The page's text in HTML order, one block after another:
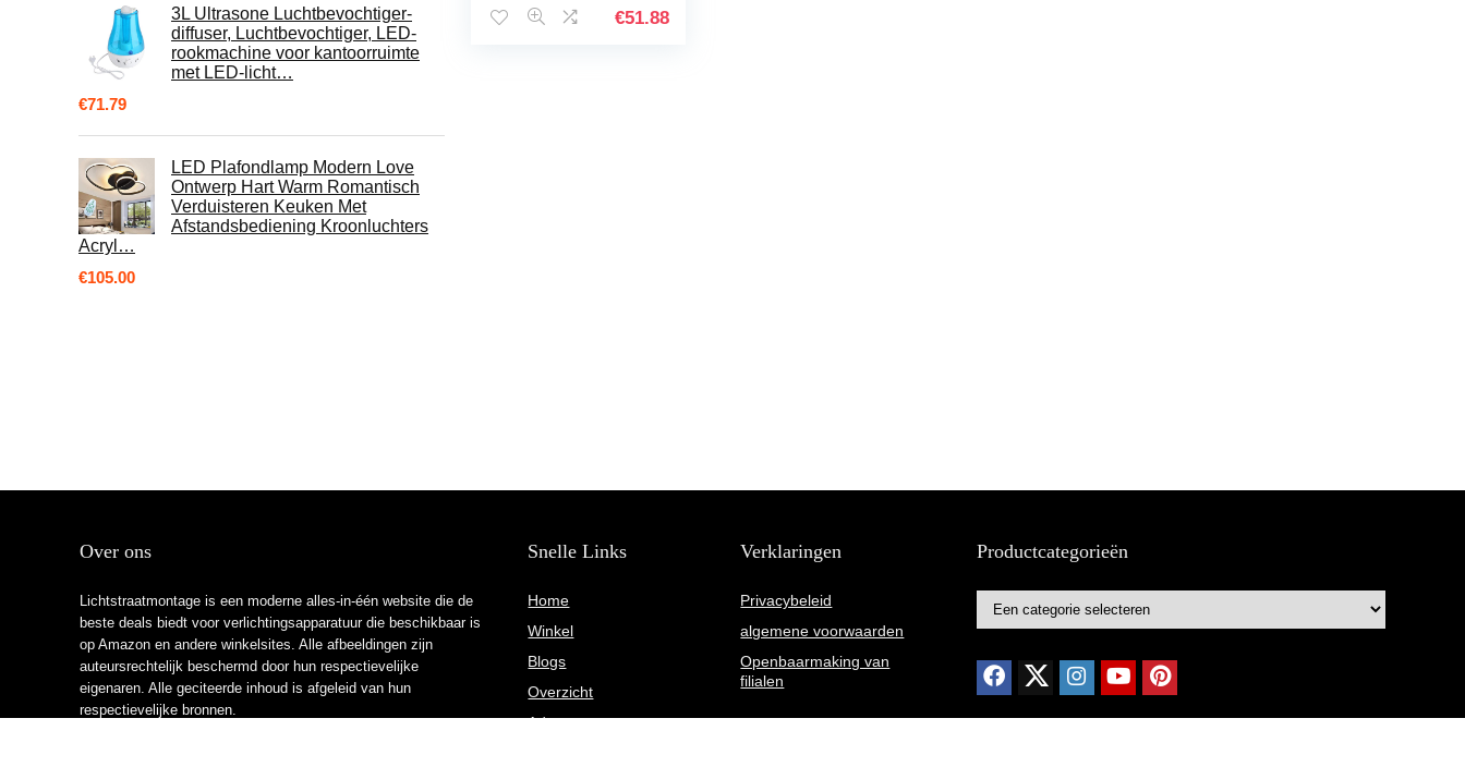
3L Ultrasone Luchtbevochtiger-
diffuser, Luchtbevochtiger, LED-
rookmachine voor kantoorruimte
met LED-licht…
€71.79
LED Plafondlamp Modern Love
Ontwerp Hart Warm Romantisch
Verduisteren Keuken Met
Afstandsbediening Kroonluchters
Acryl…
€105.00
€51.88
Over ons
Lichtstraatmontage is een moderne alles-in-één website die de
beste deals biedt voor verlichtingsapparatuur die beschikbaar is
op Amazon en andere winkelsites. Alle afbeeldingen zijn
auteursrechtelijk beschermd door hun respectievelijke
eigenaren. Alle geciteerde inhoud is afgeleid van hun
respectievelijke bronnen.
Snelle Links
Home
Winkel
Blogs
Overzicht
Adverteren
Verklaringen
Privacybeleid
algemene voorwaarden
Openbaarmaking van
filialen
Productcategorieën